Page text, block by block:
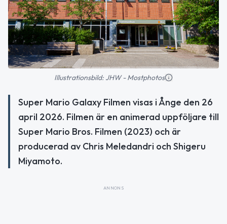
Illustrationsbild: JHW - Mostphotos
Super Mario Galaxy Filmen visas i Ånge den 26
april 2026. Filmen är en animerad uppföljare till
Super Mario Bros. Filmen (2023) och är
producerad av Chris Meledandri och Shigeru
Miyamoto.
ANNONS